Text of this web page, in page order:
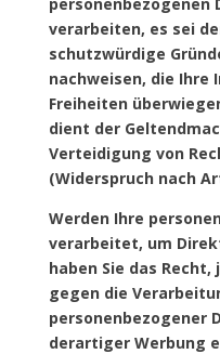
verarbeiten, es sei
schutzwürdige
nachweisen, die Ihre
Freiheiten
dient der
Verteidigung von
(Widerspruch nach
Werden Ihre
verarbeitet, um
haben Sie das
gegen die
personenbezogener
derartiger Werbung